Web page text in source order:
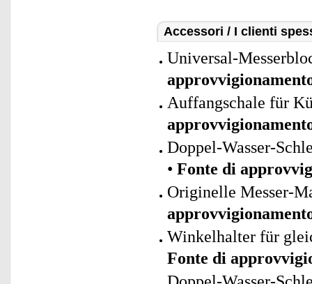
Accessori / I clienti
Universal-
Auffangschale für
Doppel-Wasser-
• Fonte di
Originelle Messer-
Winkelhalter für
Fonte di